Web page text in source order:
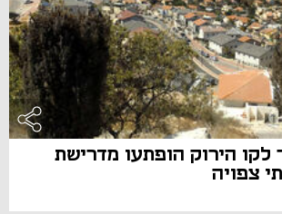
לקו הירוק הופתעו מדרישת
צפויה